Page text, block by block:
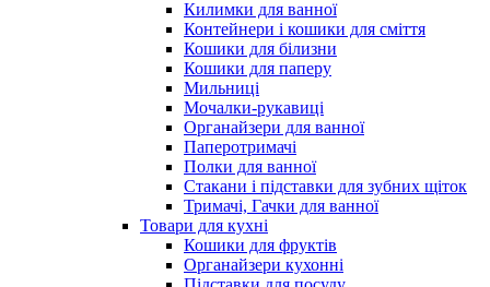
Килимки для ванної
Контейнери і кошики для сміття
Кошики для білизни
Кошики для паперу
Мильниці
Мочалки-рукавиці
Органайзери для ванної
Паперотримачі
Полки для ванної
Стакани і підставки для зубних щіток
Тримачі, Гачки для ванної
Товари для кухні
Кошики для фруктів
Органайзери кухонні